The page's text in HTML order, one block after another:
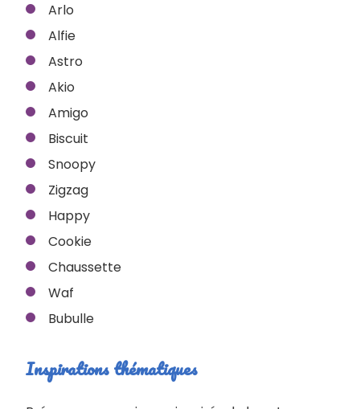
Arlo
Alfie
Astro
Akio
Amigo
Biscuit
Snoopy
Zigzag
Happy
Cookie
Chaussette
Waf
Bubulle
Inspirations thématiques